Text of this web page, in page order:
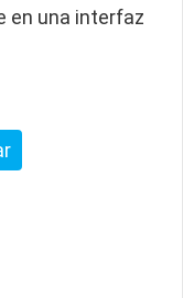
en una interfaz